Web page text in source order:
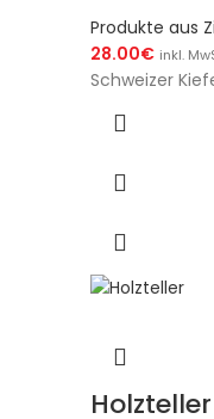
Produkte aus
28.00€ inkl.
Schweizer